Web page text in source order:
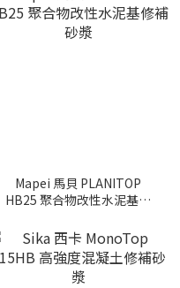
Mapei 馬貝 PLANITOP
HB25 聚合物改性水泥基修